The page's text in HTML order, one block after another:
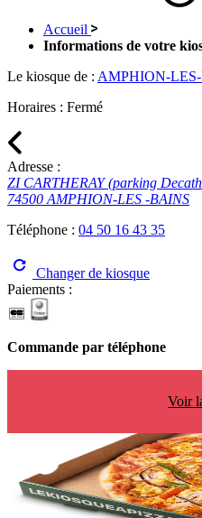
Accueil
Informations de votre
Le kiosque de : AMPHION-
Horaires : Fermé
Adresse :
ZI CARTHERAY (parking
74500 AMPHION-LES -BAINS
Téléphone : 04 50 16 43 35
Changer de kiosque
Paiements :
Commande par téléphone
Voir